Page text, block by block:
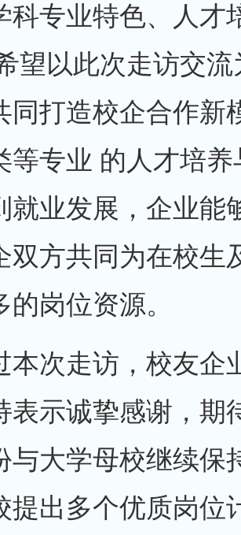
科专业特色、人才
望以此次走访交
同打造校企合作新
等专业 的人才培
就业发展，企业能
双方共同为在校生
岗位资源。
走访，校友企
表示诚挚感谢，期
与大学母校继续保
提出多个优质岗位